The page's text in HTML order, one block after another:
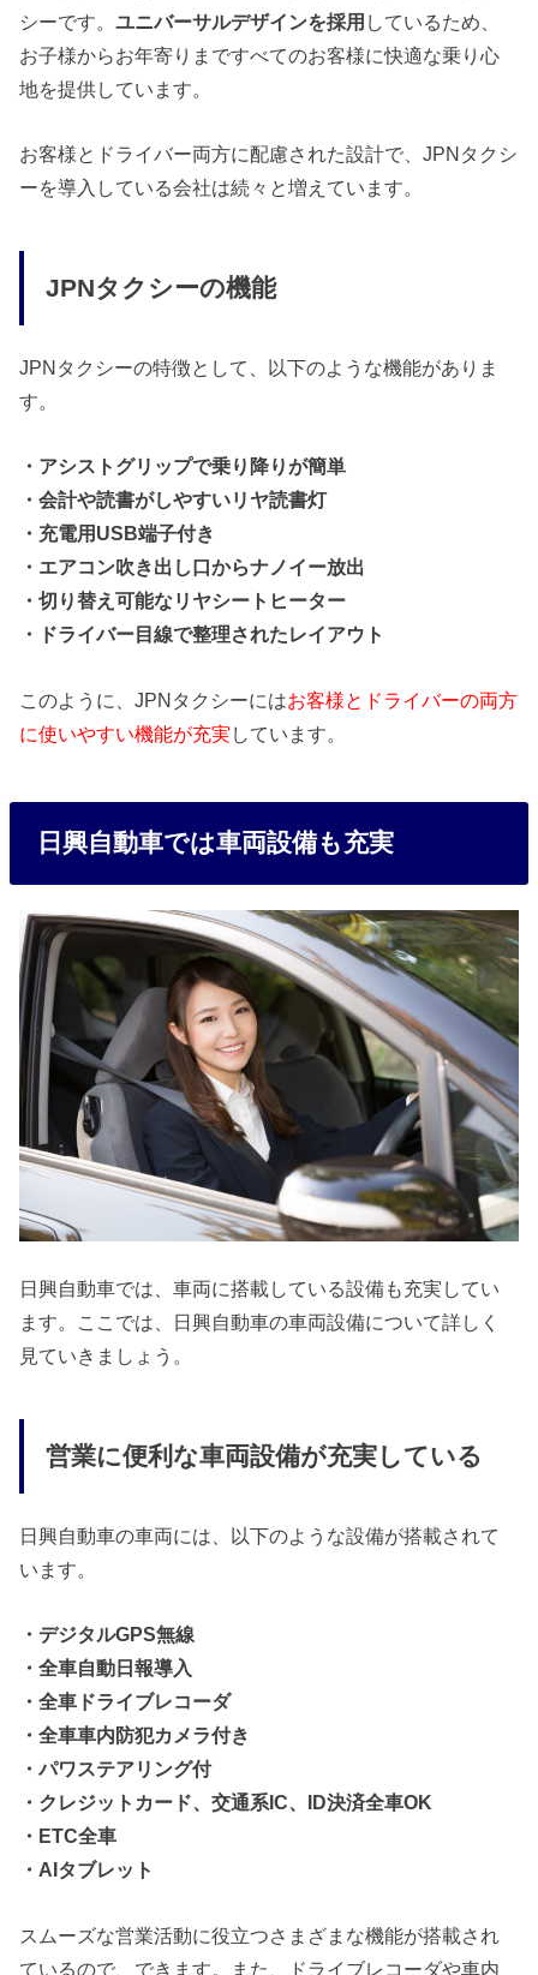
シーです。ユニバーサルデザインを採用 しているため、
お子様からお年寄りまですべてのお客様に快適な乗り心
地を提供しています。
お客様とドライバー両方に配慮された設計で、JPNタクシ
ーを導入している会社は続々と増えています。
JPNタクシーの機能
JPNタクシーの特徴として、以下のような機能がありま
す。
・アシストグリップで乗り降りが簡単
・会計や読書がしやすいリヤ読書灯
・充電用USB端子付き
・エアコン吹き出し口からナノイー放出
・切り替え可能なリヤシートヒーター
・ドライバー目線で整理されたレイアウト
このように、JPNタクシーにはお客様とドライバーの両方
に使いやすい機能が充実 しています。
日興自動車では車両設備も充実
日興自動車では、車両に搭載している設備も充実してい
ます。ここでは、日興自動車の車両設備について詳しく
見ていきましょう。
営業に便利な車両設備が充実している
日興自動車の車両には、以下のような設備が搭載されて
います。
・デジタルGPS無線
・全車自動日報導入
・全車ドライブレコーダ
・全車車内防犯カメラ付き
・パワステアリング付
・クレジットカード、交通系IC、ID決済全車OK
・ETC全車
・AIタブレット
スムーズな営業活動に役立つさまざまな機能が搭載され
ているので、できます。また、ドライブレコーダや車内